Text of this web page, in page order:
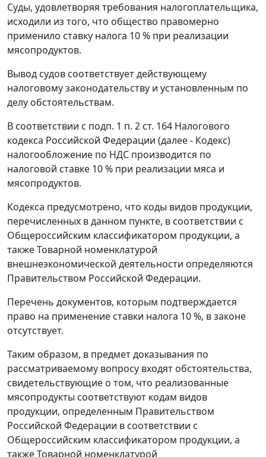
Суды, удовлетворяя требования налогоплательщика,
исходили из того, что общество правомерно
применило ставку налога 10 % при реализации
мясопродуктов.
Вывод судов соответствует действующему
налоговому законодательству и установленным по
делу обстоятельствам.
В соответствии с подп. 1 п. 2 ст. 164 Налогового
кодекса Российской Федерации (далее - Кодекс)
налогообложение по НДС производится по
налоговой ставке 10 % при реализации мяса и
мясопродуктов.
Кодекса предусмотрено, что коды видов продукции,
перечисленных в данном пункте, в соответствии с
Общероссийским классификатором продукции, а
такжеТоварной номенклатурой
внешнеэкономической деятельности определяются
Правительством Российской Федерации.
Перечень документов, которым подтверждается
право на применение ставки налога 10 %, в законе
отсутствует.
Таким образом, в предмет доказывания по
рассматриваемому вопросу входят обстоятельства,
свидетельствующие о том, что реализованные
мясопродукты соответствуют кодам видов
продукции, определенным Правительством
Российской Федерации в соответствии с
Общероссийским классификатором продукции, а
такжеТоварной номенклатурой